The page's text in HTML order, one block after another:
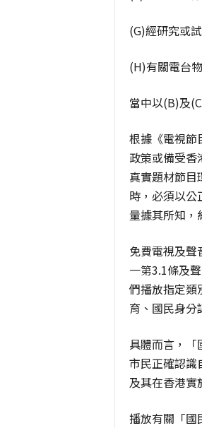
(G)經研究或
(H)有關電台
當中以(B)及
根據《電視節
政策或備受香
真實題材節目
時，必須以公
量據其所知，
免費電視及聲
一第3.1條及
們播放指定類
育、國民身分
具體而言，「
市民正確認識
及其在香港實
播放有關「國